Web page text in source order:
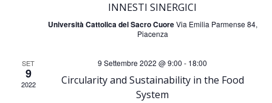
v
s
g
INNESTI SINERGICI
Università Cattolica del Sacro CuoreVia Emilia Parmense 84,
Piacenza
SET
9
2022
9 Settembre 2022 @ 9:00 - 18:00
Circularity and Sustainability in the Food
System